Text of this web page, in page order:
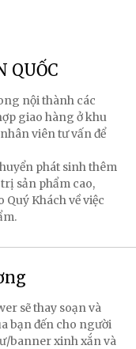
QUỐC
nội thành các
giao hàng ở khu
viên tư vấn để
phát sinh thêm
sản phẩm cao,
Quý Khách về việc
sẽ thay soạn và
bạn đến cho người
banner xinh xắn và